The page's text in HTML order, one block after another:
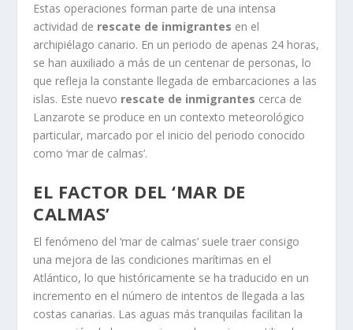
Estas operaciones forman parte de una intensa
actividad de rescate de inmigrantes en el
archipiélago canario. En un periodo de apenas 24 horas,
se han auxiliado a más de un centenar de personas, lo
que refleja la constante llegada de embarcaciones a las
islas. Este nuevo rescate de inmigrantes cerca de
Lanzarote se produce en un contexto meteorológico
particular, marcado por el inicio del periodo conocido
como ‘mar de calmas’.
EL FACTOR DEL ‘MAR DE
CALMAS’
El fenómeno del ‘mar de calmas’ suele traer consigo
una mejora de las condiciones marítimas en el
Atlántico, lo que históricamente se ha traducido en un
incremento en el número de intentos de llegada a las
costas canarias. Las aguas más tranquilas facilitan la